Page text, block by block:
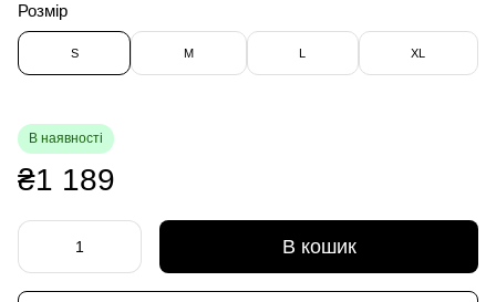
Розмір
S M L XL
В наявності
₴1 189
В кошик